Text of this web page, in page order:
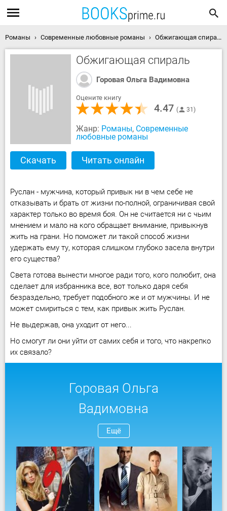
Романы Современные любовные романы Обжигающая спираль скачать книгу
Обжигающая спираль
Горовая Ольга Вадимовна
Оцените книгу
4.47 31
Жанр: Романы, Современные
любовные романы
Скачать Читать онлайн
Руслан - мужчина, который привык ни в чем себе не
отказывать и брать от жизни по-полной, ограничивая свой
характер только во время боя. Он не считается ни с чьим
мнением и мало на кого обращает внимание, привыкнув
жить на грани. Но поможет ли такой способ жизни
удержать ему ту, которая слишком глубоко засела внутри
его существа?
Света готова вынести многое ради того, кого полюбит, она
сделает для избранника все, вот только даря себя
безраздельно, требует подобного же и от мужчины. И не
может смириться с тем, как привык жить Руслан.
Не выдержав, она уходит от него...
Но смогут ли они уйти от самих себя и того, что накрепко
их связало?
Горовая Ольга
Вадимовна
Ещё